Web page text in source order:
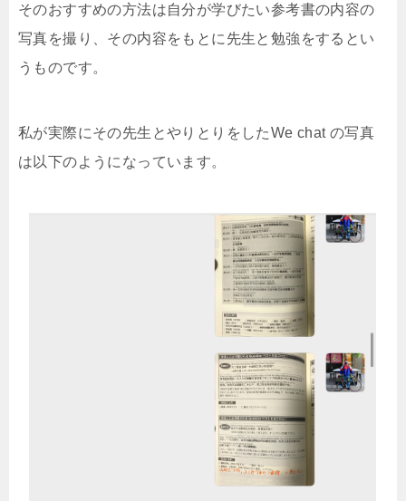
そのおすすめの方法は自分が学びたい参考書の内容の
写真を撮り、その内容をもとに先生と勉強をするとい
うものです。
私が実際にその先生とやりとりをしたWe chat の写真
は以下のようになっています。